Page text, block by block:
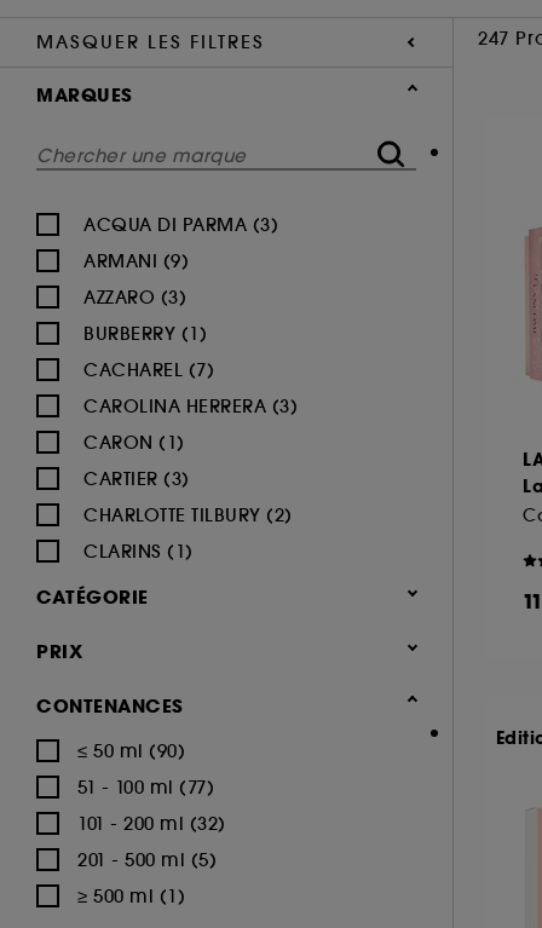
MASQUER LES FILTRES 247
MARQUES
ACQUA DI PARMA (3)
ARMANI (9)
AZZARO (3)
BURBERRY (1)
CACHAREL (7)
CAROLINA HERRERA (3)
CARON (1)
CARTIER (3)
CHARLOTTE TILBURY (2)
CLARINS (1)
DIESEL (4)
GIVENCHY (7)
CATÉGORIE
Parfum
Coffrets parfum femme (176)
Coffrets parfum homme (77)
Coffrets parfum enfant (18)
PRIX
CONTENANCES
≤ 50 ml (90)
51 - 100 ml (77)
101 - 200 ml (32)
201 - 500 ml (5)
≥ 500 ml (1)